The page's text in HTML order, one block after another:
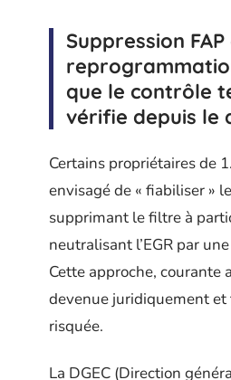
Suppression FAP
que le contrôle
vérifie depuis le
Certains propriétaires de
envisagé de « fiabiliser »
supprimant le filtre à
neutralisant l’EGR par
Cette approche, courante
devenue juridiquement
risquée.
La DGEC (Direction